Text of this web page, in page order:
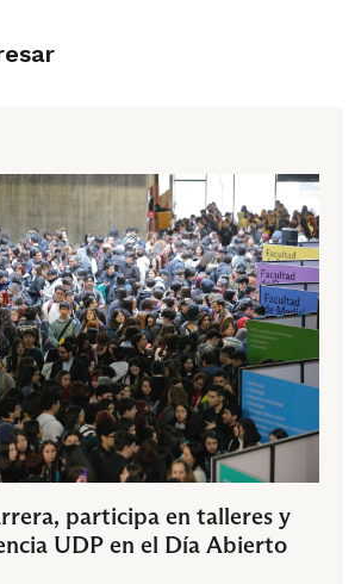
participa en talleres y
UDP en el Día Abierto